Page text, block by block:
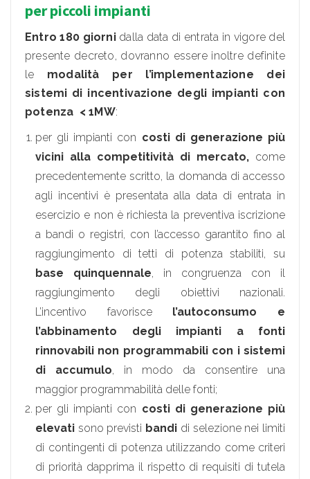
per piccoli impianti
Entro 180 giorni dalla data di entrata in vigore del
presente decreto, dovranno essere inoltre definite
le modalità per l’implementazione dei
sistemi di incentivazione degli impianti con
potenza <1MW:
per gli impianti con costi di generazione più
vicini alla competitività di mercato, come
precedentemente scritto, la domanda di accesso
agli incentivi è presentata alla data di entrata in
esercizio e non è richiesta la preventiva iscrizione
a bandi o registri, con l’accesso garantito fino al
raggiungimento di tetti di potenza stabiliti, su
base quinquennale, in congruenza con il
raggiungimento degli obiettivi nazionali.
L’incentivo favorisce l’autoconsumo e
l’abbinamento degli impianti a fonti
rinnovabili non programmabili con i sistemi
di accumulo, in modo da consentire una
maggior programmabilità delle fonti;
per gli impianti con costi di generazione più
elevati sono previsti bandi di selezione nei limiti
di contingenti di potenza utilizzando come criteri
di priorità dapprima il rispetto di requisiti di tutela